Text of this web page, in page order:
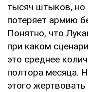
тысяч штыков, но
потеряет армию
Понятно, что
при каком
это среднее
полтора месяца.
этого